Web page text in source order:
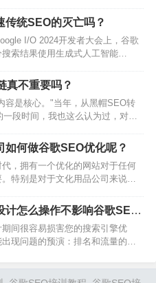
通过内部链接相互连接，使谷歌
到和索引所有页面。技术SEO优
就意味着SEO策略的成功。以下
因素：相关性：关键字必须与网
即使某个关键字的搜索量很大，
不相关，吸引来的流量也不会转
客户。用户意图：理解用户搜索
非常重要。一个关键字…
传统SEO的灭亡吗？
I/O 2024开发者大会上，谷歌
索结果使用生成式人工智能
验室中选择加入体验来尝试Google
搜索（当时称为“搜索生成体验”
在，当所有用户搜索特定主题或产
得可用。与传统的谷歌搜索不
户的自然语言查询返回一个定制
—…
真不重要吗？
容是核心。"当年，从黑帽SEO转
段时间，我也这么认为过，对外
人持有这种看法。早年的确存在
捡时期，甚至不需要做内容。写
词的网页标题，手工去别的网站
百条垃圾信息，放上自己网站链
链策略，就可以获得大把优质流
瘾。甚至围…
如何做谷歌SEO优化呢？
，拥有一个优化的网站对于任何
特别是对于文化用品公司来说，
择关键字、优化网站内容、提升
可以有效提高网站在搜索引擎中
潜在客户。而为了增加销售额，
外，还要注重产品质量和品牌宣
计怎么操作不影响谷歌SEO
间很容易损害您的搜索引擎优
现问题的预演：排名和流量的损
期间删除了约15%的自然页面，